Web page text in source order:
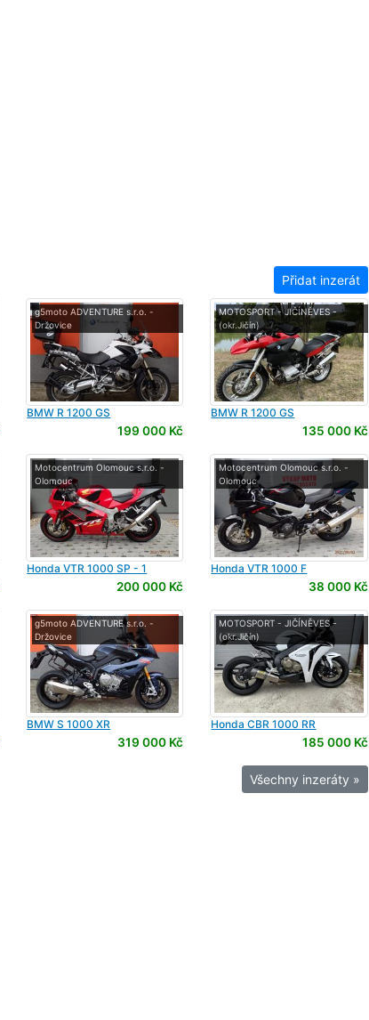
Přidat inzerát
g5moto ADVENTURE s.r.o. -
Držovice
BMW R 1200 GS
199 000 Kč
MOTOSPORT - JIČÍNĚVES -
(okr.Jičín)
BMW R 1200 GS
135 000 Kč
Motocentrum Olomouc s.r.o. -
Olomouc
Honda VTR 1000 SP - 1
200 000 Kč
Motocentrum Olomouc s.r.o. -
Olomouc
Honda VTR 1000 F
38 000 Kč
g5moto ADVENTURE s.r.o. -
Držovice
BMW S 1000 XR
319 000 Kč
MOTOSPORT - JIČÍNĚVES -
(okr.Jičín)
Honda CBR 1000 RR
185 000 Kč
Všechny inzeráty »